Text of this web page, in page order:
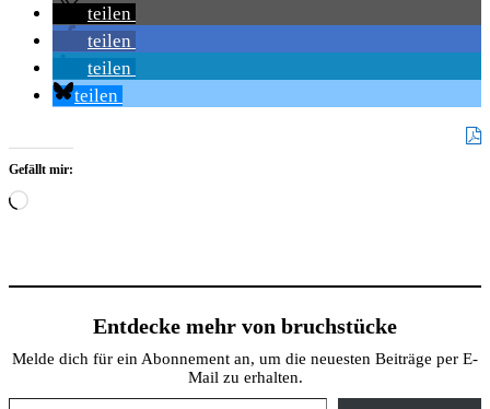
teilen
teilen
teilen
teilen
Gefällt mir:
Wird
Entdecke mehr von bruchstücke
Melde dich für ein Abonnement an, um die neuesten Beiträge per E-
Mail zu erhalten.
Gib deine E-Mail-Adresse ein ...